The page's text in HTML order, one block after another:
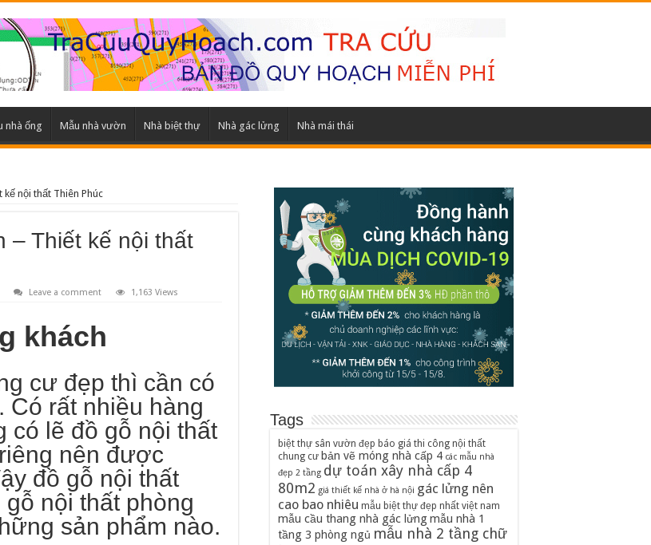
nhà ống Mẫu nhà vườn Nhà biệt thự Nhà gác lửng Nhà mái thái
nội thất Thiên Phúc
– Thiết kế nội thất
Leave a comment 1,163 Views
khách
cư đẹp thì cần có
Có rất nhiều hàng
có lẽ đồ gỗ nội thất
nên được
đồ gỗ nội thất
nội thất phòng
sản phẩm nào.
Tags
biệt thự sân vườn đẹp báo giá thi công nội thất
chung cư bản vẽ móng nhà cấp 4 các mẫu nhà
đẹp 2 tầng dự toán xây nhà cấp 4
80m2 giá thiết kế nhà ở hà nội gác lửng nên
cao bao nhiêu mẫu biệt thự đẹp nhất việt nam
mẫu cầu thang nhà gác lửngmẫu nhà 1
tầng 3 phòng ngủ mẫu nhà 2 tầng chữ